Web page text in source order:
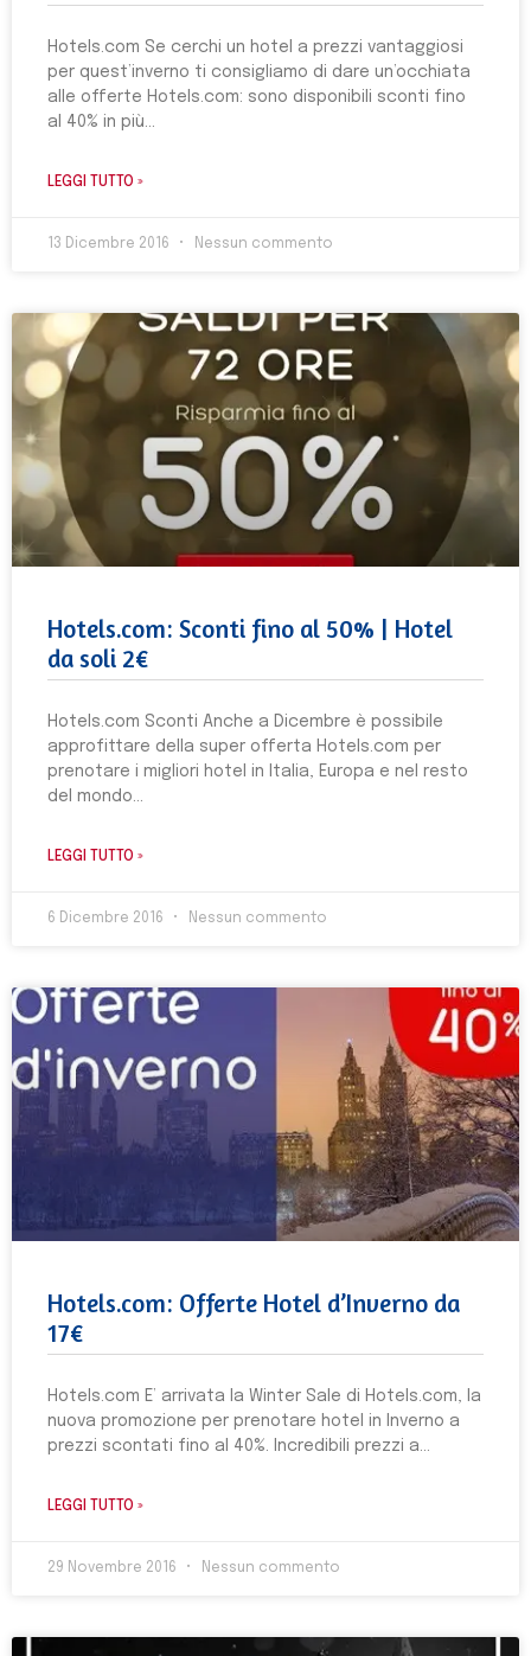
Hotels.com Se cerchi un hotel a prezzi vantaggiosi
per quest’inverno ti consigliamo di dare un’occhiata
alle offerte Hotels.com: sono disponibili sconti fino
al 40% in più
LEGGI TUTTO »
13 Dicembre 2016 Nessun commento
Hotels.com: Sconti fino al 50% | Hotel
da soli 2€
Hotels.com Sconti Anche a Dicembre è possibile
approfittare della super offerta Hotels.com per
prenotare i migliori hotel in Italia, Europa e nel resto
del mondo
LEGGI TUTTO »
6 Dicembre 2016 Nessun commento
Hotels.com: Offerte Hotel d’Inverno da
17€
Hotels.com E’ arrivata la Winter Sale di Hotels.com, la
nuova promozione per prenotare hotel in Inverno a
prezzi scontati fino al 40%. Incredibili prezzi a
LEGGI TUTTO »
29 Novembre 2016 Nessun commento